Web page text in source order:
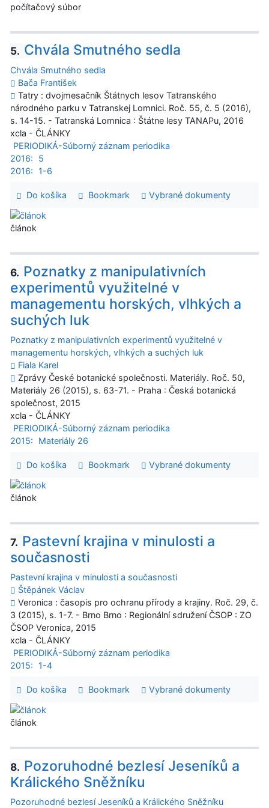
počítačový súbor
5. Chvála Smutného sedla
Chvála Smutného sedla
Bača František
Tatry : dvojmesačník Štátnych lesov Tatranského
národného parku v Tatranskej Lomnici. Roč. 55, č. 5 (2016),
s. 14-15. - Tatranská Lomnica : Štátne lesy TANAPu, 2016
xcla - ČLÁNKY
PERIODIKÁ-Súborný záznam periodika
2016:
5
2016:
1-6
Do košíka Bookmark Vybrané dokumenty
článok
6. Poznatky z manipulativních
experimentů využitelné v
managementu horských, vlhkých a
suchých luk
Poznatky z manipulativních experimentů využitelné v
managementu horských, vlhkých a suchých luk
Fiala Karel
Zprávy České botanické společnosti. Materiály. Roč. 50,
Materiály 26 (2015), s. 63-71. - Praha : Česká botanická
společnost, 2015
xcla - ČLÁNKY
PERIODIKÁ-Súborný záznam periodika
2015:
Materiály 26
Do košíka Bookmark Vybrané dokumenty
článok
7. Pastevní krajina v minulosti a
současnosti
Pastevní krajina v minulosti a současnosti
Štěpánek Václav
Veronica : časopis pro ochranu přírody a krajiny. Roč. 29, č.
3 (2015), s. 1-7. - Brno Brno : Regionální sdružení ČSOP : ZO
ČSOP Veronica, 2015
xcla - ČLÁNKY
PERIODIKÁ-Súborný záznam periodika
2015:
1-4
Do košíka Bookmark Vybrané dokumenty
článok
8. Pozoruhodné bezlesí Jeseníků a
Králického Sněžníku
Pozoruhodné bezlesí Jeseníků a Králického Sněžníku